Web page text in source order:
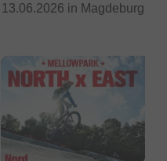
13.06.2026 in Magdeburg